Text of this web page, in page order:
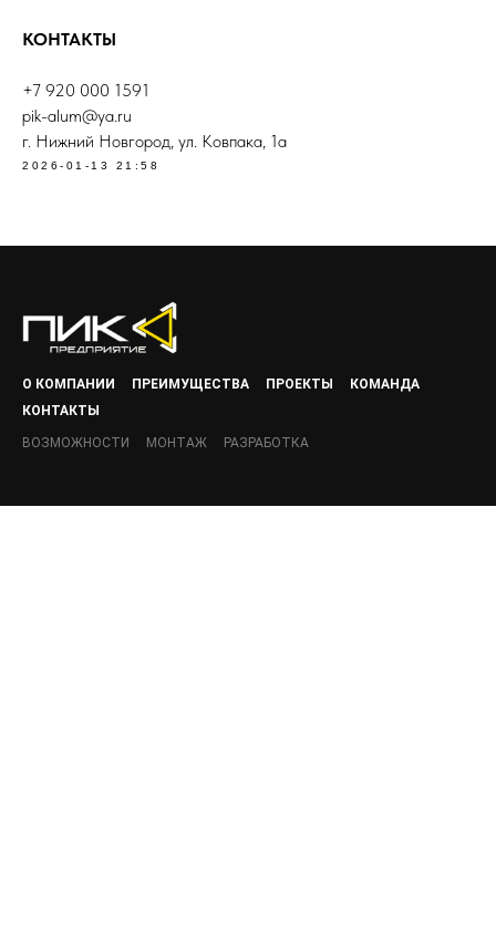
КОНТАКТЫ
+7 920 000 1591
pik-alum@ya.ru
г. Нижний Новгород, ул. Ковпака, 1а
2026-01-13 21:58
О КОМПАНИИ ПРЕИМУЩЕСТВА ПРОЕКТЫ
КОМАНДА
КОНТАКТЫ
ВОЗМОЖНОСТИ МОНТАЖ РАЗРАБОТКА